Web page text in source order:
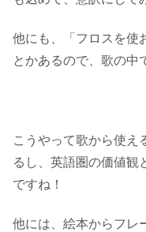
他にも、「フロスを使
とかあるので、歌の中
こうやって歌から使え
るし、英語圏の価値観
ですね！
他には、絵本からフレ